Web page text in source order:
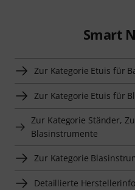
Smart
Zur Kategorie Etuis für
Zur Kategorie Etuis für
Zur Kategorie Ständer,
Blasinstrumente
Zur Kategorie
Detaillierte